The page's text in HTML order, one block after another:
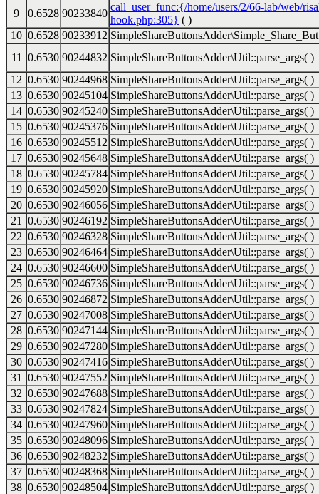
9
0.6528 90233840
call_user_func:{/home/users/2/66-lab/web/
hook.php:305} ( )
10 0.6528 90233912
11
0.6530 90244832 SimpleShareButtonsAdder\Util::parse_args( )
12 0.6530 90244968 SimpleShareButtonsAdder\Util::parse_args( )
13 0.6530 90245104 SimpleShareButtonsAdder\Util::parse_args( )
14 0.6530 90245240 SimpleShareButtonsAdder\Util::parse_args( )
15 0.6530 90245376 SimpleShareButtonsAdder\Util::parse_args( )
16 0.6530 90245512 SimpleShareButtonsAdder\Util::parse_args( )
17 0.6530 90245648 SimpleShareButtonsAdder\Util::parse_args( )
18 0.6530 90245784 SimpleShareButtonsAdder\Util::parse_args( )
19 0.6530 90245920 SimpleShareButtonsAdder\Util::parse_args( )
20 0.6530 90246056 SimpleShareButtonsAdder\Util::parse_args( )
21
0.6530 90246192 SimpleShareButtonsAdder\Util::parse_args( )
22 0.6530 90246328 SimpleShareButtonsAdder\Util::parse_args( )
23 0.6530 90246464 SimpleShareButtonsAdder\Util::parse_args( )
24 0.6530 90246600 SimpleShareButtonsAdder\Util::parse_args( )
25 0.6530 90246736 SimpleShareButtonsAdder\Util::parse_args( )
26 0.6530 90246872 SimpleShareButtonsAdder\Util::parse_args( )
27 0.6530 90247008 SimpleShareButtonsAdder\Util::parse_args( )
28 0.6530 90247144 SimpleShareButtonsAdder\Util::parse_args( )
29 0.6530 90247280 SimpleShareButtonsAdder\Util::parse_args( )
30 0.6530 90247416 SimpleShareButtonsAdder\Util::parse_args( )
31
0.6530 90247552 SimpleShareButtonsAdder\Util::parse_args( )
32 0.6530 90247688 SimpleShareButtonsAdder\Util::parse_args( )
33 0.6530 90247824 SimpleShareButtonsAdder\Util::parse_args( )
34 0.6530 90247960 SimpleShareButtonsAdder\Util::parse_args( )
35 0.6530 90248096 SimpleShareButtonsAdder\Util::parse_args( )
36 0.6530 90248232 SimpleShareButtonsAdder\Util::parse_args( )
37 0.6530 90248368 SimpleShareButtonsAdder\Util::parse_args( )
38 0.6530 90248504 SimpleShareButtonsAdder\Util::parse_args( )